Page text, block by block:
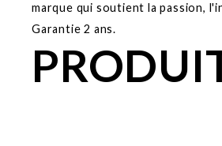
marque qui soutient la passion,
Garantie 2 ans.